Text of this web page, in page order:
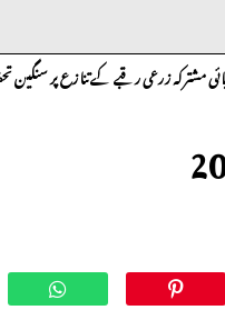
کے تنازع پر سنگین تحفظات کا